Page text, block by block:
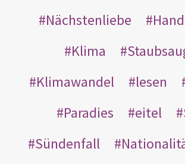
Nächstenliebe
Klima
Klimawandel
lesen
Paradies
eitel
Sündenfall